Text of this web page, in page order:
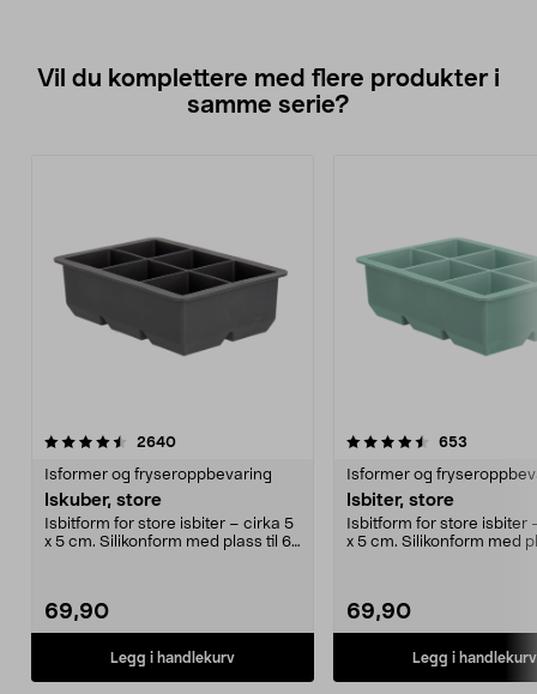
Vil du komplettere med flere produkter i
samme serie?
2640anmeldelser
Isformer og fryseroppbevaring
Iskuber, store
Isbitform for store isbiter – cirka 5
x 5 cm. Silikonform med plass til 6
69,90
Legg i handlekurv
4.5av 5 stjerner 653
Isformer og
Isbiter, store
Isbitform for store isbiter
x 5 cm. Silikonform med
69,90
Legg i handlekurv
4.5av 5 stjerner